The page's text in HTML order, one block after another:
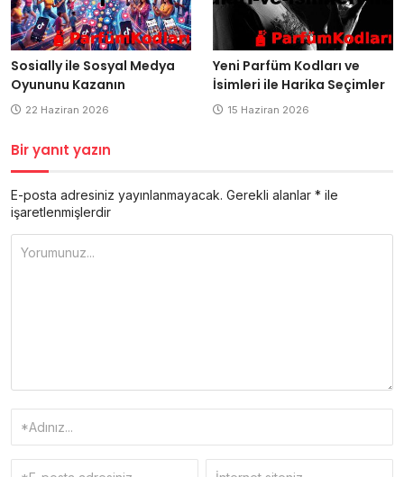
Sosially ile Sosyal Medya
Oyununu Kazanın
22 Haziran 2026
Yeni Parfüm Kodları ve
İsimleri ile Harika Seçimler
15 Haziran 2026
Bir yanıt yazın
E-posta adresiniz yayınlanmayacak. Gerekli alanlar * ile
işaretlenmişlerdir